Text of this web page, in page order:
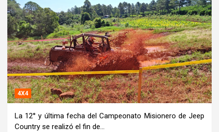
4X4
La 12° y última fecha del Campeonato Misionero de Jeep
Country se realizó el fin de…